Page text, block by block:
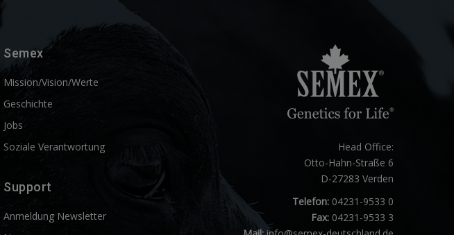
Semex
Mission/Vision/Werte
Geschichte
Jobs
Soziale Verantwortung
Support
Anmeldung Newsletter
Head Office:
Otto-Hahn-Straße 6
D-27283 Verden
Telefon:04231-9533 0
Fax:04231-9533 3